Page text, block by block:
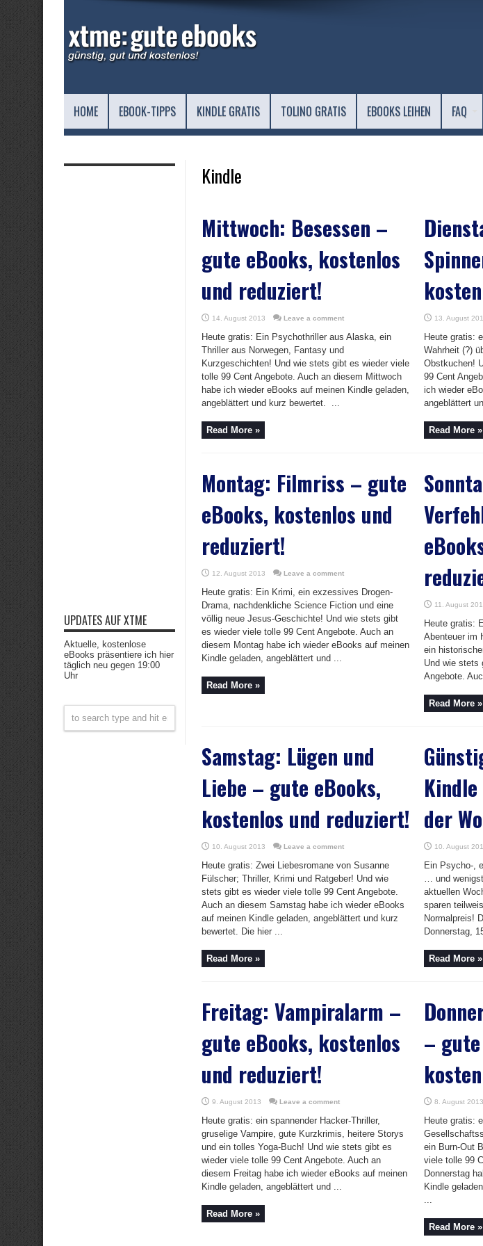
HOME EBOOK-TIPPS KINDLE GRATIS TOLINO GRATIS EBOOKS LEIHEN FAQ
Kindle
Mittwoch: Besessen –
gute eBooks, kostenlos
und reduziert!
14. August 2013 Leave a comment
Heute gratis: Ein Psychothriller aus Alaska, ein
Thriller aus Norwegen, Fantasy und
Kurzgeschichten! Und wie stets gibt es wieder viele
tolle 99 Cent Angebote. Auch an diesem Mittwoch
habe ich wieder eBooks auf meinen Kindle geladen,
angeblättert und kurz bewertet. ...
Read More »
13. August
Heute gratis:
Wahrheit (?)
Obstkuchen!
99 Cent
ich wieder
angeblättert
Read More »
Montag: Filmriss – gute
eBooks, kostenlos und
reduziert!
12. August 2013 Leave a comment
Heute gratis: Ein Krimi, ein exzessives Drogen-
Drama, nachdenkliche Science Fiction und eine
völlig neue Jesus-Geschichte! Und wie stets gibt
es wieder viele tolle 99 Cent Angebote. Auch an
diesem Montag habe ich wieder eBooks auf meinen
Kindle geladen, angeblättert und ...
Read More »
11. August
Heute gratis:
Abenteuer im
ein
Und wie stets
Angebote.
Read More »
Samstag: Lügen und
Liebe – gute eBooks,
kostenlos und reduziert!
10. August 2013 Leave a comment
Heute gratis: Zwei Liebesromane von Susanne
Fülscher; Thriller, Krimi und Ratgeber! Und wie
stets gibt es wieder viele tolle 99 Cent Angebote.
Auch an diesem Samstag habe ich wieder eBooks
auf meinen Kindle geladen, angeblättert und kurz
bewertet. Die hier ...
Read More »
der
10. August
Ein Psycho-,
… und
aktuellen
sparen
Normalpreis!
Donnerstag,
Read More »
Freitag: Vampiralarm –
gute eBooks, kostenlos
und reduziert!
9. August 2013 Leave a comment
Heute gratis: ein spannender Hacker-Thriller,
gruselige Vampire, gute Kurzkrimis, heitere Storys
und ein tolles Yoga-Buch! Und wie stets gibt es
wieder viele tolle 99 Cent Angebote. Auch an
diesem Freitag habe ich wieder eBooks auf meinen
Kindle geladen, angeblättert und ...
Read More »
–
8. August 2013
Heute gratis:
ein Burn-Out
viele tolle 99
Donnerstag
Kindle
...
Read More »
UPDATES AUF XTME
Aktuelle, kostenlose
eBooks präsentiere ich hier
täglich neu gegen 19:00
Uhr